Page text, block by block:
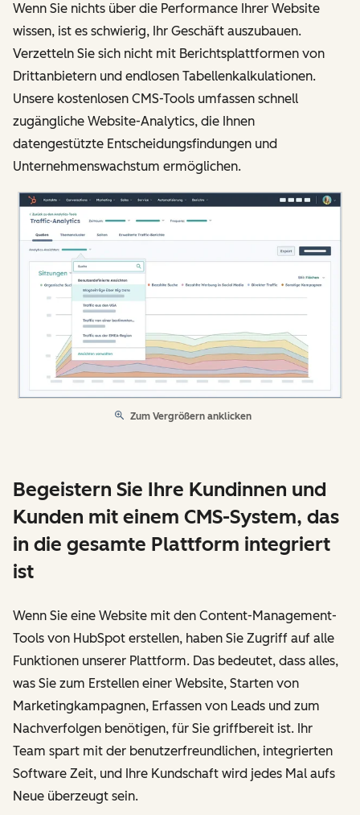
Wenn Sie nichts über die Performance Ihrer Website
wissen, ist es schwierig, Ihr Geschäft auszubauen.
Verzetteln Sie sich nicht mit Berichtsplattformen von
Drittanbietern und endlosen Tabellenkalkulationen.
Unsere kostenlosen CMS-Tools umfassen schnell
zugängliche Website-Analytics, die Ihnen
datengestützte Entscheidungsfindungen und
Unternehmenswachstum ermöglichen.
Zum Vergrößern anklicken
Begeistern Sie Ihre Kundinnen und
Kunden mit einem CMS-System, das
in die gesamte Plattform integriert
ist
Wenn Sie eine Website mit den Content-Management-
Tools von HubSpot erstellen, haben Sie Zugriff auf alle
Funktionen unserer Plattform. Das bedeutet, dass alles,
was Sie zum Erstellen einer Website, Starten von
Marketingkampagnen, Erfassen von Leads und zum
Nachverfolgen benötigen, für Sie griffbereit ist. Ihr
Team spart mit der benutzerfreundlichen, integrierten
Software Zeit, und Ihre Kundschaft wird jedes Mal aufs
Neue überzeugt sein.